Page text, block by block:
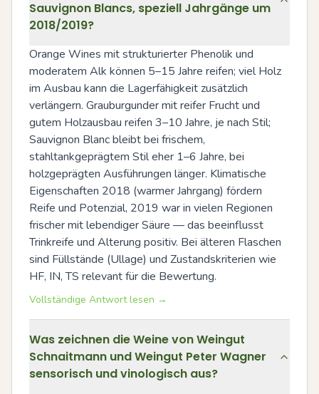
Sauvignon Blancs, speziell Jahrgänge um
2018/2019?
Orange Wines mit strukturierter Phenolik und
moderatem Alk können 5–15 Jahre reifen; viel Holz
im Ausbau kann die Lagerfähigkeit zusätzlich
verlängern. Grauburgunder mit reifer Frucht und
gutem Holzausbau reifen 3–10 Jahre, je nach Stil;
Sauvignon Blanc bleibt bei frischem,
stahltankgeprägtem Stil eher 1–6 Jahre, bei
holzgeprägten Ausführungen länger. Klimatische
Eigenschaften 2018 (warmer Jahrgang) fördern
Reife und Potenzial, 2019 war in vielen Regionen
frischer mit lebendiger Säure — das beeinflusst
Trinkreife und Alterung positiv. Bei älteren Flaschen
sind Füllstände (Ullage) und Zustandskriterien wie
HF, IN, TS relevant für die Bewertung.
Vollständige Antwort lesen →
Was zeichnen die Weine von Weingut
Schnaitmann und Weingut Peter Wagner
sensorisch und vinologisch aus?